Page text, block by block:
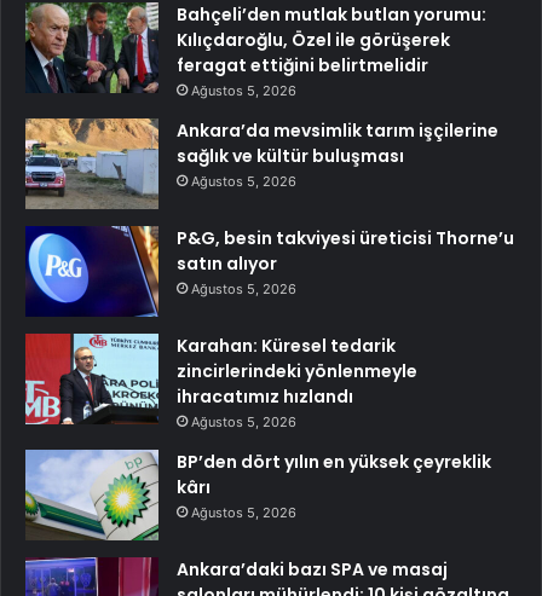
Bahçeli’den mutlak butlan yorumu:
Kılıçdaroğlu, Özel ile görüşerek
feragat ettiğini belirtmelidir
Ağustos 5, 2026
Ankara’da mevsimlik tarım işçilerine
sağlık ve kültür buluşması
Ağustos 5, 2026
P&G, besin takviyesi üreticisi Thorne’u
satın alıyor
Ağustos 5, 2026
Karahan: Küresel tedarik
zincirlerindeki yönlenmeyle
ihracatımız hızlandı
Ağustos 5, 2026
BP’den dört yılın en yüksek çeyreklik
kârı
Ağustos 5, 2026
Ankara’daki bazı SPA ve masaj